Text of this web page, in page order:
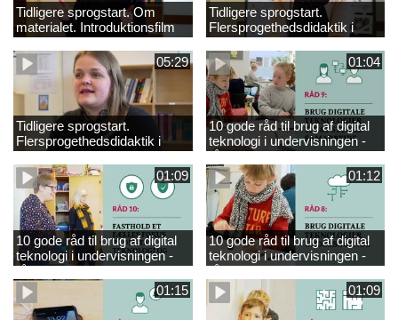
Tidligere sprogstart. Om
materialet. Introduktionsfilm
Tidligere sprogstart.
Flersprogethedsdidaktik i
fransk og tysk
05:29
Tidligere sprogstart.
Flersprogethedsdidaktik i
engelsk
01:04
10 gode råd til brug af digital
teknologi i undervisningen -
råd 9
01:09
10 gode råd til brug af digital
teknologi i undervisningen -
råd 10
01:12
10 gode råd til brug af digital
teknologi i undervisningen -
råd 8
01:15
01:09